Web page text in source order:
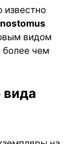
известно
видом
чем
вида